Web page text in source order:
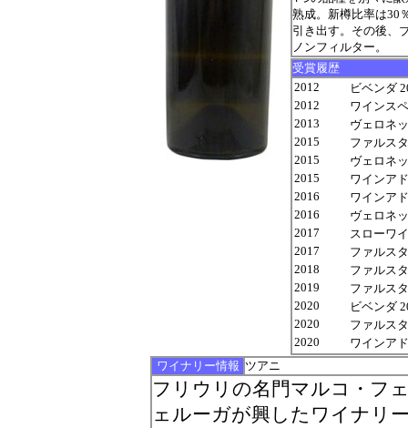
熟成。新樽比率は30
引き出す。その後、
ノンフィルター。
受賞履歴
2012
ビベンダ
2012
ワインス
2013
ヴェロネ
2015
ファルス
2015
ヴェロネ
2015
ワインア
2016
ワインア
2016
ヴェロネ
2017
スローワ
2017
ファルス
2018
ファルス
2019
ファルス
2020
ビベンダ
2020
ファルス
2020
ワインア
ワイナリー情報 ツアニ
フリウリの名門マルコ・フ
ェルーガが興したワイナリ